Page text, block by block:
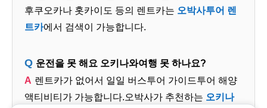
후쿠오카나 홋카이도 등의 렌트카는 오박사투어 렌
트카에서 검색이 가능합니다.
운전을 못 해요 오키나와여행 못 하나요?
렌트카가 없어서 일일 버스투어 가이드투어 해양
액티비티가 가능합니다.오박사가 추천하는 오키나